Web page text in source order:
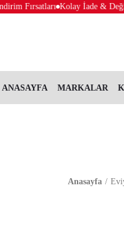
Fırsatları Kolay İade &
ANASAYFA MARKALAR
Anasayfa